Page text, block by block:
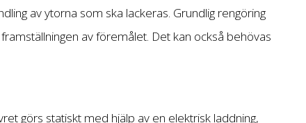
av ytorna som ska lackeras. Grundlig rengöring
av föremålet. Det kan också behövas
görs statiskt med hjälp av en elektrisk laddning,